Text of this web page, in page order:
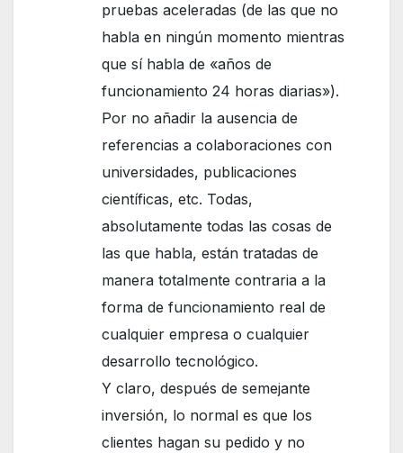
pruebas aceleradas (de las que no
habla en ningún momento mientras
que sí habla de «años de
funcionamiento 24 horas diarias»).
Por no añadir la ausencia de
referencias a colaboraciones con
universidades, publicaciones
científicas, etc. Todas,
absolutamente todas las cosas de
las que habla, están tratadas de
manera totalmente contraria a la
forma de funcionamiento real de
cualquier empresa o cualquier
desarrollo tecnológico.
Y claro, después de semejante
inversión, lo normal es que los
clientes hagan su pedido y no